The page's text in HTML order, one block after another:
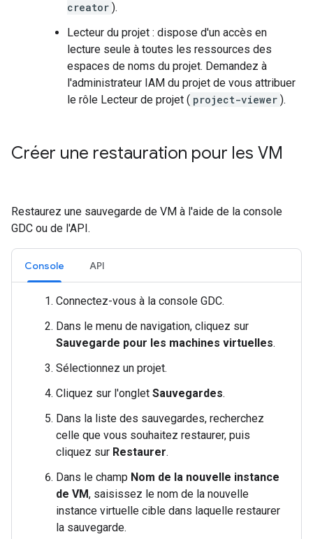
creator ).
Lecteur du projet : dispose d'un accès en
lecture seule à toutes les ressources des
espaces de noms du projet. Demandez à
l'administrateur IAM du projet de vous attribuer
le rôle Lecteur de projet ( project-viewer ).
Créer une restauration pour les VM
Restaurez une sauvegarde de VM à l'aide de la console
GDC ou de l'API.
Console API
Connectez-vous à la console GDC.
Dans le menu de navigation, cliquez sur
Sauvegarde pour les machines virtuelles.
Sélectionnez un projet.
Cliquez sur l'onglet Sauvegardes.
Dans la liste des sauvegardes, recherchez
celle que vous souhaitez restaurer, puis
cliquez sur Restaurer.
Dans le champ Nom de la nouvelle instance
de VM, saisissez le nom de la nouvelle
instance virtuelle cible dans laquelle restaurer
la sauvegarde.